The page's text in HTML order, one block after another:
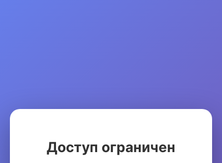
Доступ ограничен